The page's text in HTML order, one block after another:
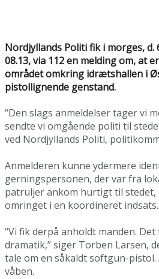
Nordjyllands Politi fik i morges, d.
08.13, via 112 en melding om, at
området omkring idrætshallen i
pistollignende genstand.
“Den slags anmeldelser tager vi
sendte vi omgående politi til
ved Nordjyllands Politi,
Anmelderen kunne ydermere
gerningspersonen, der var fra
patruljer ankom hurtigt til stedet,
omringet i en koordineret indsats.
“Vi fik derpå anholdt manden.
dramatik,” siger Torben Larsen,
tale om en såkaldt softgun-
våben.